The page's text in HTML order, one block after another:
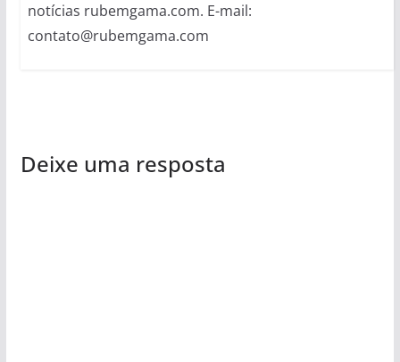
notícias rubemgama.com. E-mail:
contato@rubemgama.com
Deixe uma resposta